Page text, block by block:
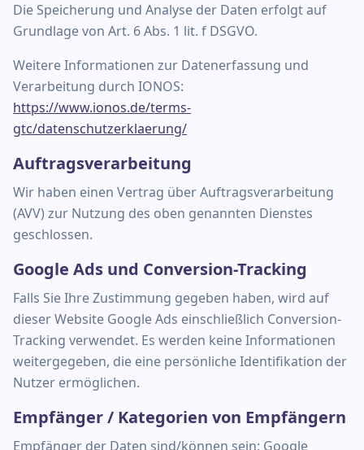
Die Speicherung und Analyse der Daten erfolgt auf
Grundlage von Art. 6 Abs. 1 lit. f DSGVO.
Weitere Informationen zur Datenerfassung und
Verarbeitung durch IONOS:
https://www.ionos.de/terms-
gtc/datenschutzerklaerung/
Auftragsverarbeitung
Wir haben einen Vertrag über Auftragsverarbeitung
(AVV) zur Nutzung des oben genannten Dienstes
geschlossen.
Google Ads und Conversion-Tracking
Falls Sie Ihre Zustimmung gegeben haben, wird auf
dieser Website Google Ads einschließlich Conversion-
Tracking verwendet. Es werden keine Informationen
weitergegeben, die eine persönliche Identifikation der
Nutzer ermöglichen.
Empfänger / Kategorien von Empfängern
Empfänger der Daten sind/können sein: Google